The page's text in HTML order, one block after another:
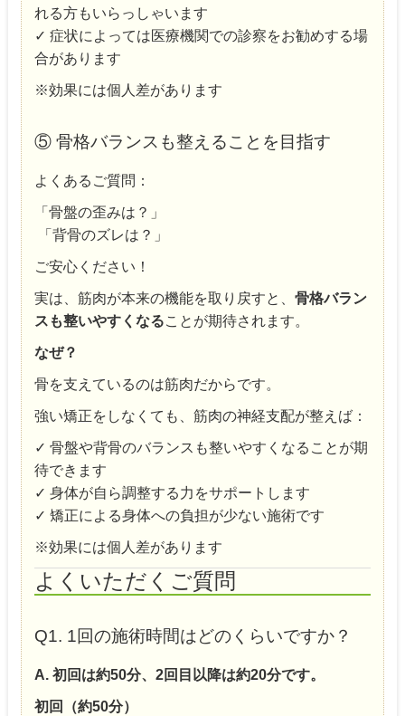
れる方もいらっしゃいます
✓ 症状によっては医療機関での診察をお勧めする場
合があります
※効果には個人差があります
⑤ 骨格バランスも整えることを目指す
よくあるご質問：
「骨盤の歪みは？」
「背骨のズレは？」
ご安心ください！
実は、筋肉が本来の機能を取り戻すと、骨格バラン
スも整いやすくなることが期待されます。
なぜ？
骨を支えているのは筋肉だからです。
強い矯正をしなくても、筋肉の神経支配が整えば：
✓ 骨盤や背骨のバランスも整いやすくなることが期
待できます
✓ 身体が自ら調整する力をサポートします
✓ 矯正による身体への負担が少ない施術です
※効果には個人差があります
よくいただくご質問
Q1. 1回の施術時間はどのくらいですか？
A. 初回は約50分、2回目以降は約20分です。
初回（約50分）